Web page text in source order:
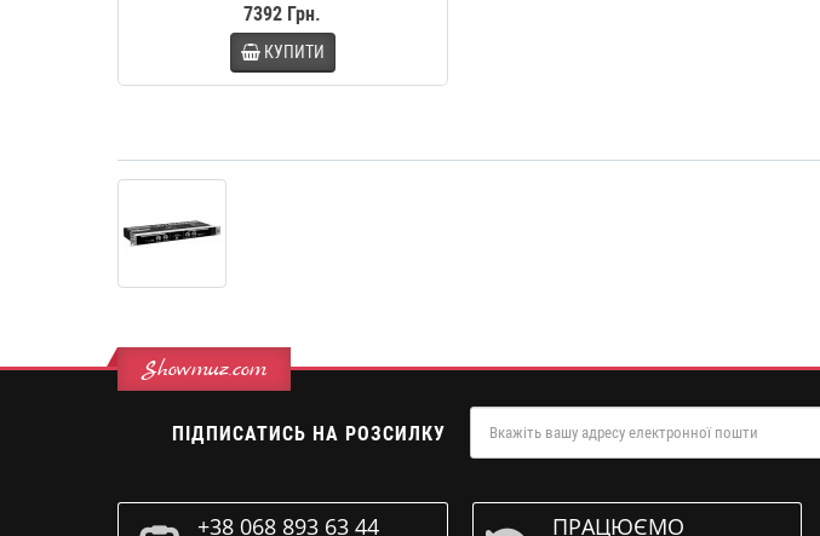
7392 Грн.
КУПИТИ
Showmuz.com
ПІДПИСАТИСЬ НА РОЗСИЛКУ
+38 068 893 63 44 ПРАЦЮЄМО